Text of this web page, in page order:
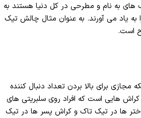
به نام و مطرحی در کل دنیا هستند به
به یاد می آورند. به عنوان مثال چالش تیک
است.
مجازی برای بالا بردن تعداد دنبال کننده
هایی است که افراد روی سلبریتی های
ها در تیک تاک و کراش پسر ها در تیک